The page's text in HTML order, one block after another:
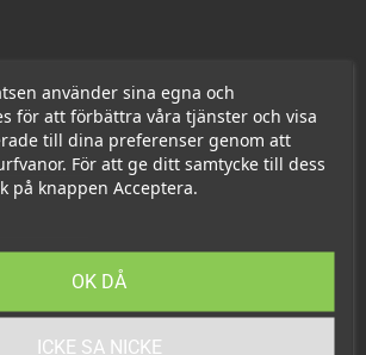
använder sina egna och
för att förbättra våra tjänster och visa
till dina preferenser genom att
För att ge ditt samtycke till dess
på knappen Acceptera.
ICKE SA NICKE
OK DÅ